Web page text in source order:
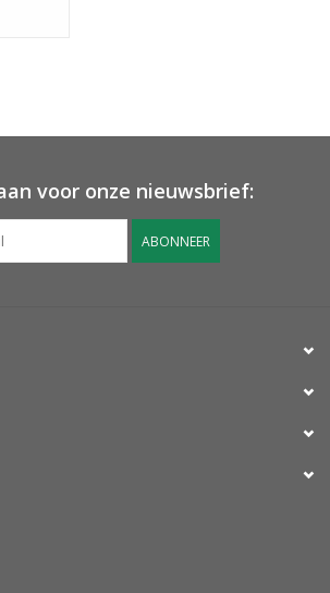
voor onze nieuwsbrief:
ABONNEER